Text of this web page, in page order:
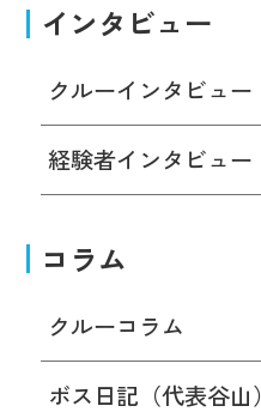
インタビュー
クルーインタビュー
経験者インタビュー
コラム
クルーコラム
ボス日記（代表谷山）